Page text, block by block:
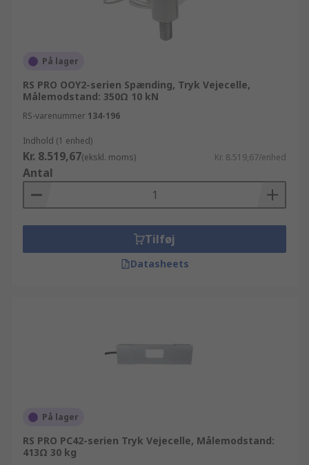
På lager
RS PRO OOY2-serien Spænding, Tryk Vejecelle,
Målemodstand: 350Ω 10 kN
RS-varenummer 134-196
Indhold (1 enhed)
Kr. 8.519,67(ekskl. moms) Kr. 8.519,67/enhed
Antal
Tilføj
Datasheets
På lager
RS PRO PC42-serien Tryk Vejecelle, Målemodstand:
413Ω 30 kg